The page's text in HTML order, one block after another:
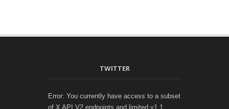
TWITTER
Error: You currently have access to a subset
of X API V2 endpoints and limited v1.1